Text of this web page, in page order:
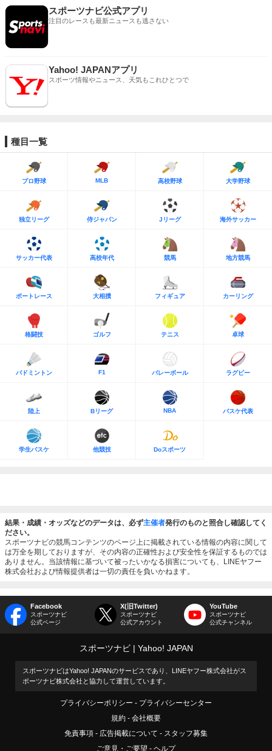
スポーツナビ公式アプリ
注目のレースも最新ニュースも逃さない
Yahoo! JAPANアプリ
スポーツ情報やニュース、天気もこれひとつで
種目一覧
プロ野球 MLB 高校野球 大学野球
独立リーグ 侍ジャパン Jリーグ 海外サッカー
サッカー代表 高校年代 競馬 地方競馬
ボートレース 大相撲 フィギュア カーリング
格闘技 ゴルフ テニス 卓球
バドミントン F1 バレーボール ラグビー
陸上 Bリーグ NBA バスケ代表
学生バスケ 他競技 Doスポーツ
結果・成績・オッズなどのデータは、必ず主催者発行のものと照合し確認してく
ださい。
スポーツナビの競馬コンテンツのページ上に掲載されている情報の内容に関して
は万全を期しておりますが、その内容の正確性および安全性を保証するものでは
ありません。当該情報に基づいて被ったいかなる損害についても、LINEヤフー
株式会社および情報提供者は一切の責任を負いかねます。
Facebook
スポーツナビ
公式ページ
X(旧Twitter)
スポーツナビ
公式アカウント
YouTube
スポーツナビ
公式チャンネル
スポーツナビ Yahoo! JAPAN
スポーツナビはYahoo! JAPANのサービスであり、LINEヤフー株式会社がス
ポーツナビ株式会社と協力して運営しています。
プライバシーポリシー
プライバシーセンター
規約
会社概要
免責事項
広告掲載について
スタッフ募集
ご意見・ご要望
ヘルプ